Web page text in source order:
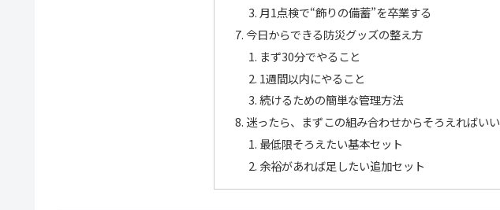
月1点検で“飾りの備蓄”を卒業する
今日からできる防災グッズの整え方
まず30分でやること
1週間以内にやること
続けるための簡単な管理方法
迷ったら、まずこの組み合わせからそろえればいい
最低限そろえたい基本セット
余裕があれば足したい追加セット